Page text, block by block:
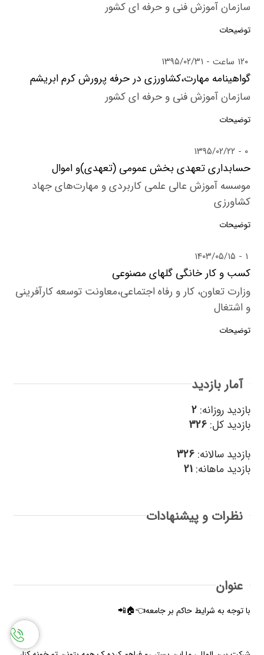
سازمان آموزش فنی و حرفه ای کشور
توضیحات
۱۲۰ ساعت ۱۳۹۵/۰۲/۳۱
گواهینامه مهارت،کشاورزی در حرفه پرورش کرم ابریشم
سازمان آموزش فنی و حرفه ای کشور
توضیحات
۰ ۱۳۹۵/۰۲/۲۲
حسابداری تعهدی بخش عمومی (تعهدی)و اموال
موسسه آموزش عالی علمی کاربردی و مهارت‌های جهاد
کشاورزی
توضیحات
۱ ۱۴۰۳/۰۵/۱۵
کسب و کار خانگی گلهای مصنوعی
وزارت تعاون، کار و رفاه اجتماعی،معاونت توسعه کارآفرینی
و اشتغال
توضیحات
آمار بازدید
بازدید روزانه:2
بازدید کل:326
بازدید سالانه:326
بازدید ماهانه:21
نظرات و پیشنهادات
عنوان
با توجه به شرایط حاکم بر جامعه👈🏠📲